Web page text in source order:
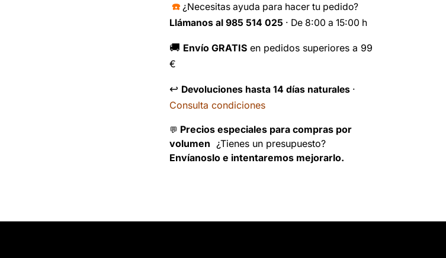
☎️ ¿Necesitas ayuda para hacer tu pedido?
Llámanos al 985 514 025 · De 8:00 a 15:00 h
🚚 Envío GRATIS en pedidos superiores a 99
€
↩️ Devoluciones hasta 14 días naturales ·
Consulta condiciones
💬 Precios especiales para compras por
volumen ¿Tienes un presupuesto?
Envíanoslo e intentaremos mejorarlo.